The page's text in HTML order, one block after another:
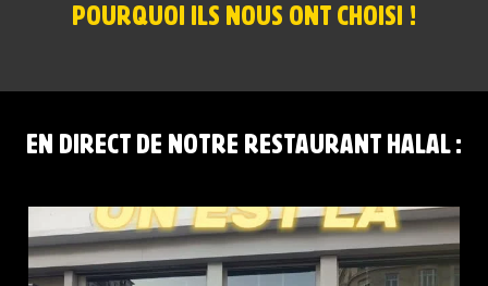
POURQUOI ILS NOUS ONT CHOISI !
EN DIRECT DE NOTRE RESTAURANT HALAL :
CHICKEN STREET LILLE FLANDRES EST LÀ
...